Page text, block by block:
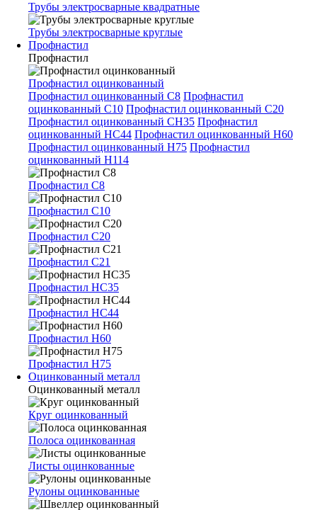
Трубы электросварные квадратные
Трубы электросварные круглые
Профнастил
Профнастил
Профнастил оцинкованный
Профнастил оцинкованный С8 Профнастил
оцинкованный С10 Профнастил оцинкованный С20
Профнастил оцинкованный СН35 Профнастил
оцинкованный НС44 Профнастил оцинкованный Н60
Профнастил оцинкованный Н75 Профнастил
оцинкованный Н114
Профнастил С8
Профнастил С10
Профнастил С20
Профнастил С21
Профнастил НС35
Профнастил НС44
Профнастил Н60
Профнастил Н75
Оцинкованный металл
Оцинкованный металл
Круг оцинкованный
Полоса оцинкованная
Листы оцинкованные
Рулоны оцинкованные